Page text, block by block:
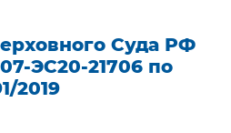
Суда РФ
ЭС20-21706 по
2019